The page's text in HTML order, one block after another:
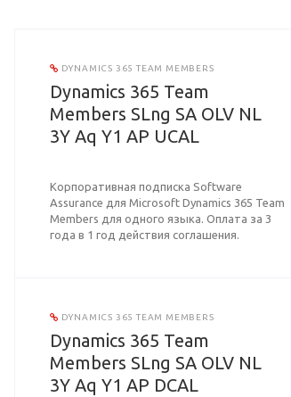
DYNAMICS 365 TEAM MEMBERS
Dynamics 365 Team
Members SLng SA OLV NL
3Y Aq Y1 AP UCAL
Корпоративная подписка Software
Assurance для Microsoft Dynamics 365 Team
Members для одного языка. Оплата за 3
года в 1 год действия соглашения.
DYNAMICS 365 TEAM MEMBERS
Dynamics 365 Team
Members SLng SA OLV NL
3Y Aq Y1 AP DCAL